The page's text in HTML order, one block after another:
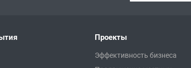
Проекты
Эффективность бизнеса